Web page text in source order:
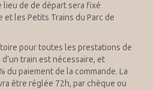
lieu de de départ sera fixé
les Petits Trains du Parc de
pour toutes les prestations de
train est nécessaire, et
du paiement de la commande. La
être réglée 72h, par chèque ou